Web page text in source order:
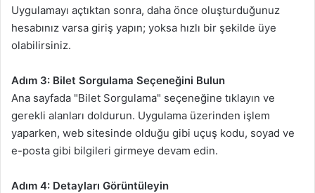
Uygulamayı açtıktan sonra, daha önce oluşturduğunuz
hesabınız varsa giriş yapın; yoksa hızlı bir şekilde üye
olabilirsiniz.
Adım 3: Bilet Sorgulama Seçeneğini Bulun
Ana sayfada "Bilet Sorgulama" seçeneğine tıklayın ve
gerekli alanları doldurun. Uygulama üzerinden işlem
yaparken, web sitesinde olduğu gibi uçuş kodu, soyad ve
e-posta gibi bilgileri girmeye devam edin.
Adım 4: Detayları Görüntüleyin